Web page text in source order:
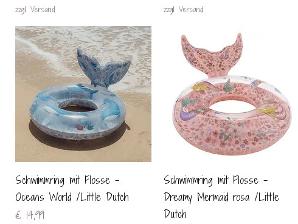
zzgl. Versand zzgl. Versand
Schnellansicht
Schwimmring mit Flosse -
Oceans World /Little Dutch
Preis
€ 14,99
Schnellansicht
Schwimmring mit Flosse -
Dreamy Mermaid rosa /Little
Dutch